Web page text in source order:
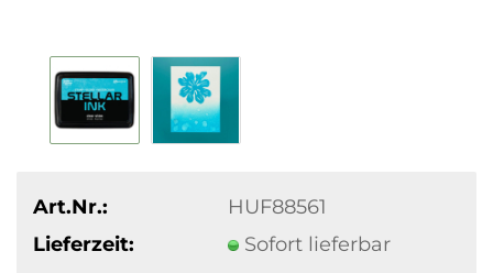
Art.Nr.:
HUF88561
Lieferzeit:
Sofort lieferbar